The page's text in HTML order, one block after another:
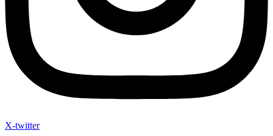
X-twitter